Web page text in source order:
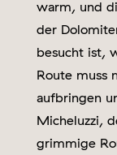
warm, und
der
besucht ist,
Route muss
aufbringen
Micheluzzi,
grimmige